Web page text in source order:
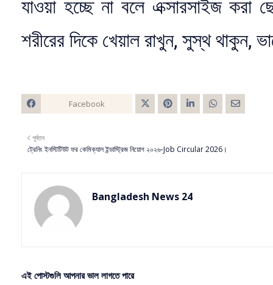
যাওয়া হচ্ছে না বলে এক্সারসাইজ করা
শরীরের দিকে খেয়াল রাখুন, সুস্থ থাকুন,
Facebook
পূর্বতন
ট্রেনিং ইনস্টিটিউট ফর কেমিক্যাল ইন্ডাস্ট্রিজ নিয়োগ ২০২৬-Job Circular 2026।
Bangladesh News 24
এই পোস্টগুলি আপনার ভাল লাগতে পারে